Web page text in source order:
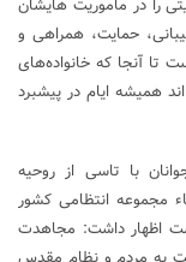
را در ماموریت هایشان
حمایت، همراهی و
تا آنجا که خانواده‌های
همیشه ایام در پیشبرد
با تاسی از روحیه
مجموعه انتظامی کشور
اظهار داشت: مجاهدت